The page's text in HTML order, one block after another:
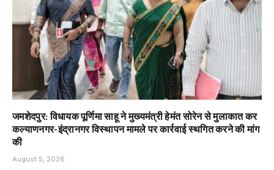
जमशेदपुर: विधायक पूर्णिमा साहू ने मुख्यमंत्री हेमंत सोरेन से मुलाकात कर
कल्याणनगर-इंद्रानगर विस्थापन मामले पर कार्रवाई स्थगित करने की मांग
की
August 5, 2026